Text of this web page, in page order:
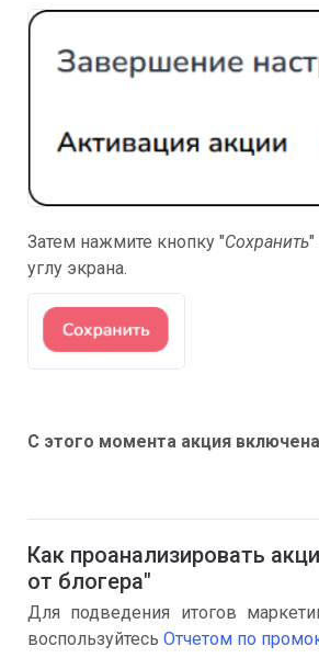
Затем нажмите кнопку "Сохранить
углу экрана.
С этого момента акция
Как проанализировать
от блогера"
Для подведения итогов
воспользуйтесь Отчетом по